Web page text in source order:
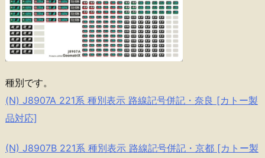
種別です。
(N) J8907A 221系 種別表示 路線記号併記・奈良 [カトー製
品対応]
(N) J8907B 221系 種別表示 路線記号併記・京都 [カトー製